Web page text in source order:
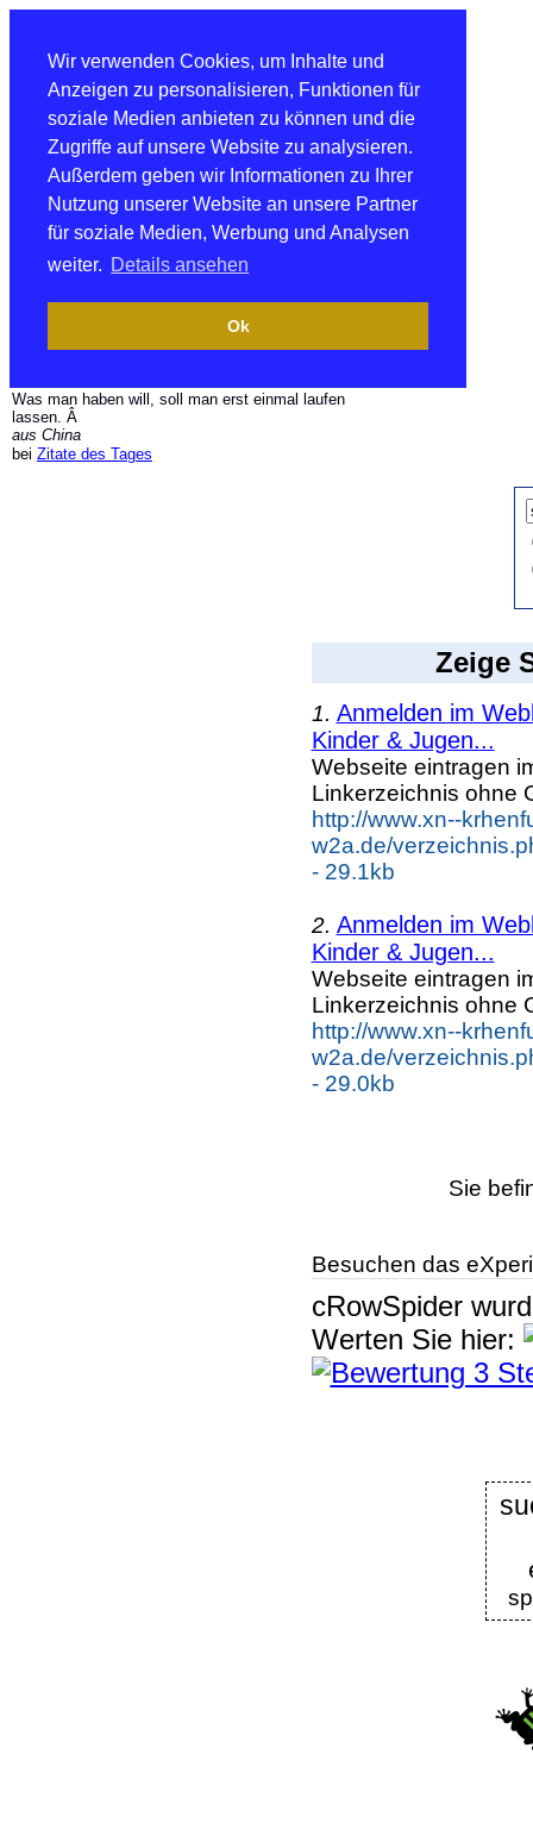
Wir verwenden Cookies, um Inhalte und
Anzeigen zu personalisieren, Funktionen für
soziale Medien anbieten zu können und die
Zugriffe auf unsere Website zu analysieren.
Außerdem geben wir Informationen zu Ihrer
Nutzung unserer Website an unsere Partner
für soziale Medien, Werbung und Analysen
weiter. Details ansehen
Ok
Was man haben will, soll man erst einmal laufen
lassen. Â
aus China
bei Zitate des Tages
Zeige
1. Anmelden im
Kinder & Jugen...
Webseite eintragen
Linkerzeichnis ohne
http://www.xn--
w2a.de/
- 29.1kb
2. Anmelden im
Kinder & Jugen...
Webseite eintragen
Linkerzeichnis ohne
http://www.xn--
w2a.de/
- 29.0kb
Sie
Besuchen das
cRowSpider
Werten Sie hier: